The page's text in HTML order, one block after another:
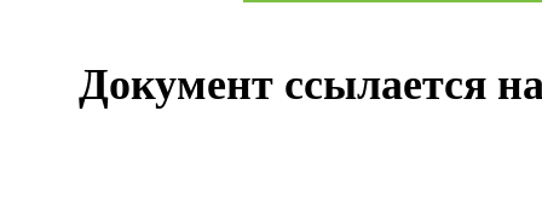
Документ ссылается